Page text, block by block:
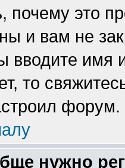
почему это
и вам не
вводите
то
форум.
нужно